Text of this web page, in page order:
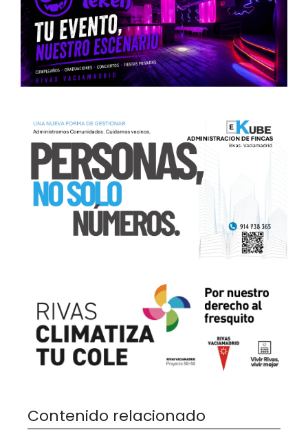
Contenido relacionado